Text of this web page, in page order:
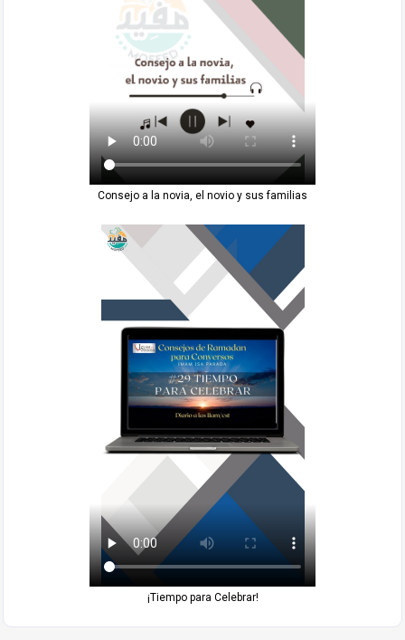
Consejo a la novia, el novio y sus familias
¡Tiempo para Celebrar!